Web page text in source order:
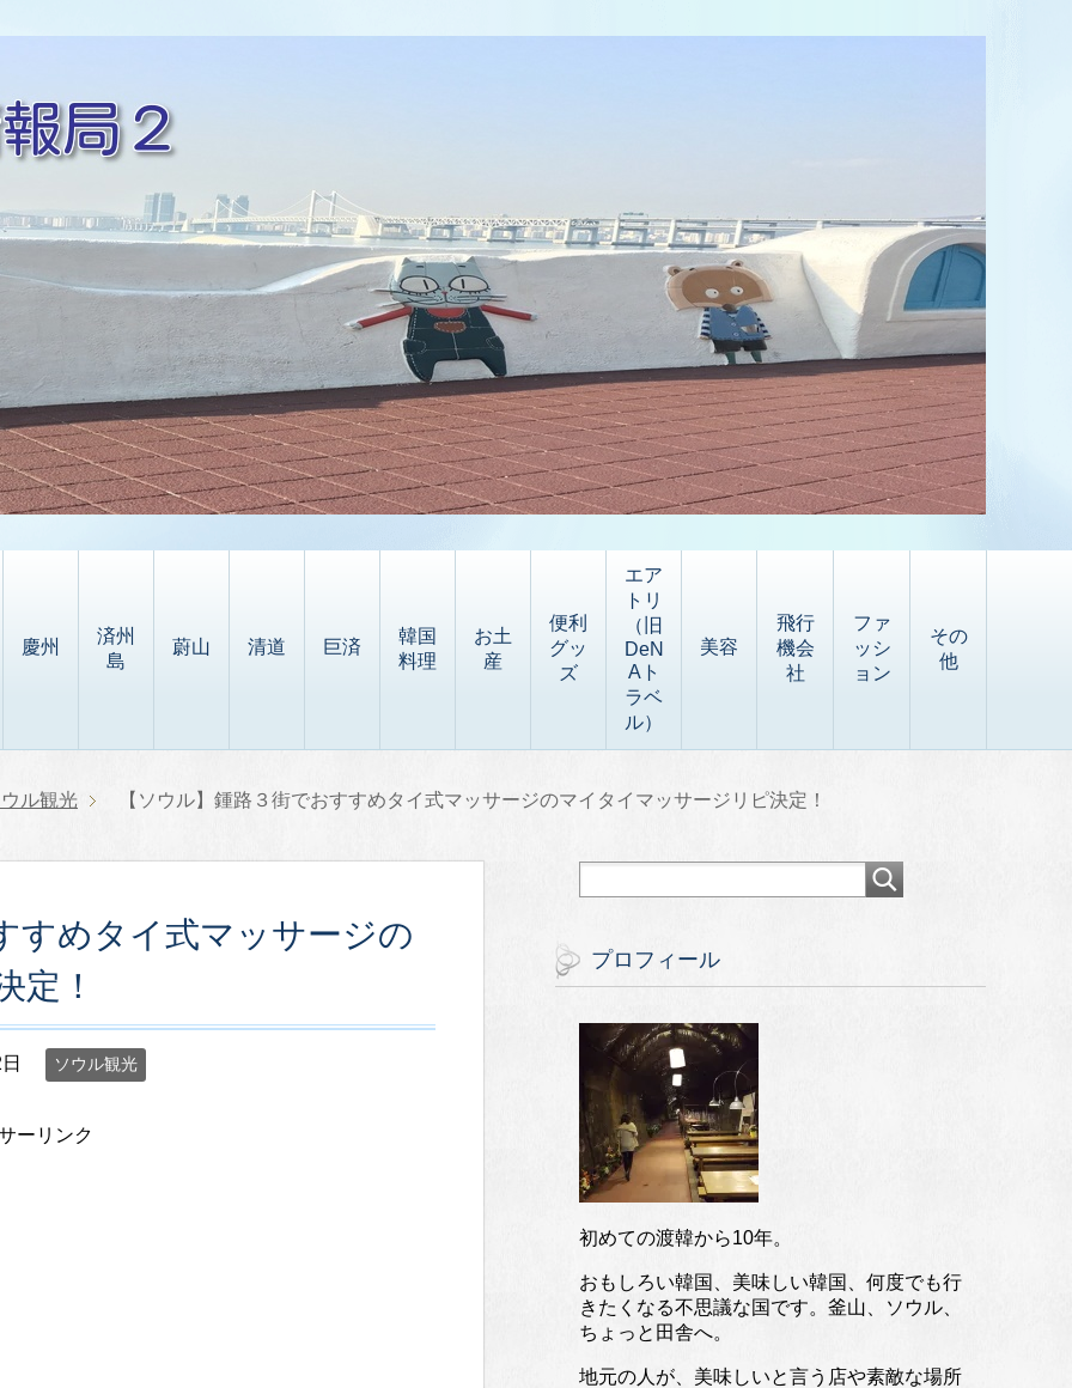
慶州
済州
島
蔚山 清道 巨済
韓国
料理
お土
産
便利
グッ
ズ
エア
トリ
（旧
DeN
Aト
ラベ
ル）
美容
飛行
機会
社
ファ
ッシ
ョン
その
他
ル観光 【ソウル】鍾路３街でおすすめタイ式マッサージのマイタイマッサージリピ決定！
すめタイ式マッサージの
定！
ソウル観光
ーリンク
プロフィール
初めての渡韓から10年。
おもしろい韓国、美味しい韓国、何度でも行
きたくなる不思議な国です。釜山、ソウル、
ちょっと田舎へ。
地元の人が、美味しいと言う店や素敵な場所